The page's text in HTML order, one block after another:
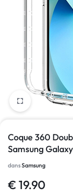
Coque 360
Samsung
dansSamsung
€ 19.90